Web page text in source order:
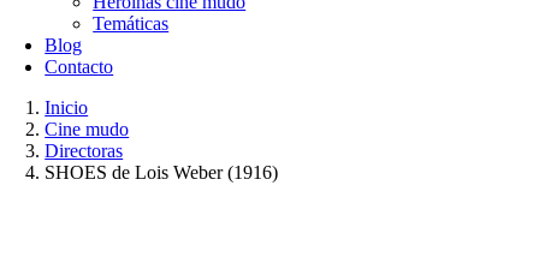
Temáticas
Blog
Contacto
Inicio
Cine mudo
Directoras
SHOES de Lois Weber (1916)